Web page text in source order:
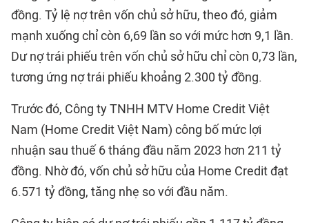
đồng. Tỷ lệ nợ trên vốn chủ sở hữu, theo đó, giảm
mạnh xuống chỉ còn 6,69 lần so với mức hơn 9,1 lần.
Dư nợ trái phiếu trên vốn chủ sở hữu chỉ còn 0,73 lần,
tương ứng nợ trái phiếu khoảng 2.300 tỷ đồng.
Trước đó, Công ty TNHH MTV Home Credit Việt
Nam (Home Credit Việt Nam) công bố mức lợi
nhuận sau thuế 6 tháng đầu năm 2023 hơn 211 tỷ
đồng. Nhờ đó, vốn chủ sở hữu của Home Credit đạt
6.571 tỷ đồng, tăng nhẹ so với đầu năm.